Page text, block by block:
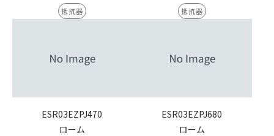
抵抗器 抵抗器
ESR03EZPJ470
ローム
ESR03EZPJ680
ローム